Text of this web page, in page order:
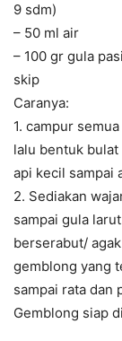
9 sdm)
– 50 ml air
– 100 gr gula
skip
Caranya:
1. campur
lalu bentuk
api kecil sampai
2. Sediakan
sampai gula
berserabut/
gemblong yang
sampai rata dan
Gemblong siap